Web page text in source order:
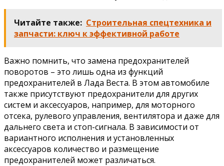
Читайте также: Строительная спецтехника и
запчасти: ключ к эффективной работе
Важно помнить, что замена предохранителей
поворотов – это лишь одна из функций
предохранителей в Лада Веста. В этом автомобиле
также присутствуют предохранители для других
систем и аксессуаров, например, для моторного
отсека, рулевого управления, вентилятора и даже для
дальнего света и стоп-сигнала. В зависимости от
вариантного исполнения и установленных
аксессуаров количество и размещение
предохранителей может различаться.